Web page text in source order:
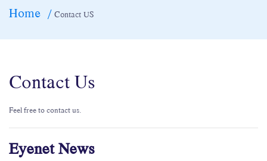
Home Contact US
Contact Us
Feel free to contact us.
Eyenet News